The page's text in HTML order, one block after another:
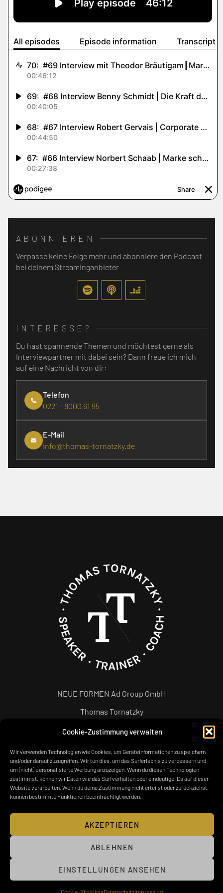
Cookie-Zustimmung verwalten
Wir verwenden Technologien wie Cookies, um Geräteinformationen zu speichern
und/oder darauf zuzugreifen. Wir tun dies, um das Surferlebnis zu verbessern und
um (nicht) personalisierte Werbung anzuzeigen. Wenn du diesen Technologien
zustimmst, können wir Daten wie das Surfverhalten oder eindeutige IDs auf dieser
Website verarbeiten. Wenn du deine Zustimmung nicht erteilst oder zurückziehst,
können bestimmte Funktionen beeinträchtigt werden.
AKZEPTIEREN
ABLEHNEN
EINSTELLUNGEN ANSEHEN
Cookie-RichtlinieDatenschutzImpressum
ABONNIEREN
Verpasse keine Folge mehr und abonniere den Podcast
bei deinem Streaminganbieter
INTERESSE?
Du hast spannende Themen und möchtest gerne als
Interviewpartner mit dabei sein? Dann freue ich mich
auf eine Nachricht von dir:
Telefon
0221 - 8000 61 95
E-Mail
info@thomas-tornatzky.de
NEUE FORMEN Ad Group GmbH
Thomas Tornatzky
50825 Köln
0221 - 8000 61 95
t.tornatzky@neueformen.net
WRITE ME A LOVELETTER
Einfach Anfrage senden und ich melde mich innerhalb von